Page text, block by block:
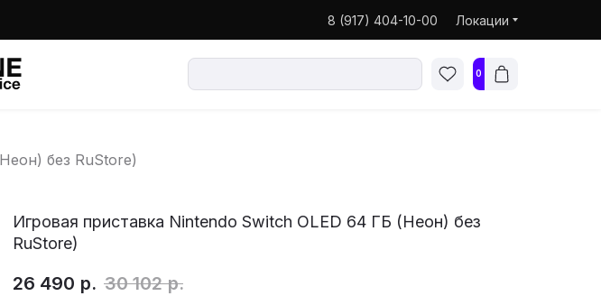
0
8 (917) 404-10-00 Локации
без RuStore)
Игровая приставка Nintendo Switch OLED 64 ГБ (Неон) без
RuStore)
26 490 р. 30 102 р.